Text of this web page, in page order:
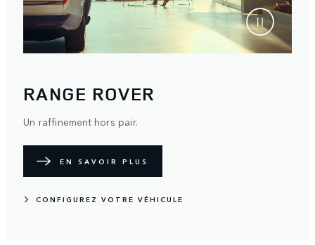
RANGE ROVER
Un raffinement hors pair.
EN SAVOIR PLUS
CONFIGUREZ VOTRE VÉHICULE